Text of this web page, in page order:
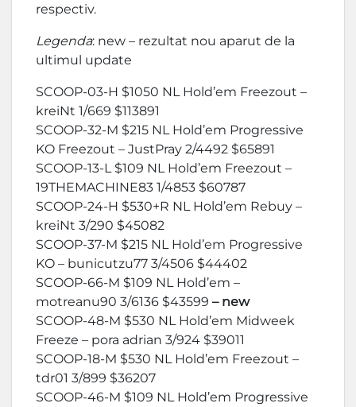
respectiv.
Legenda: new – rezultat nou aparut de la
ultimul update
SCOOP-03-H $1050 NL Hold’em Freezout –
kreiNt 1/669 $113891
SCOOP-32-M $215 NL Hold’em Progressive
KO Freezout – JustPray 2/4492 $65891
SCOOP-13-L $109 NL Hold’em Freezout –
19THEMACHINE83 1/4853 $60787
SCOOP-24-H $530+R NL Hold’em Rebuy –
kreiNt 3/290 $45082
SCOOP-37-M $215 NL Hold’em Progressive
KO – bunicutzu77 3/4506 $44402
SCOOP-66-M $109 NL Hold’em –
motreanu90 3/6136 $43599 – new
SCOOP-48-M $530 NL Hold’em Midweek
Freeze – pora adrian 3/924 $39011
SCOOP-18-M $530 NL Hold’em Freezout –
tdr01 3/899 $36207
SCOOP-46-M $109 NL Hold’em Progressive